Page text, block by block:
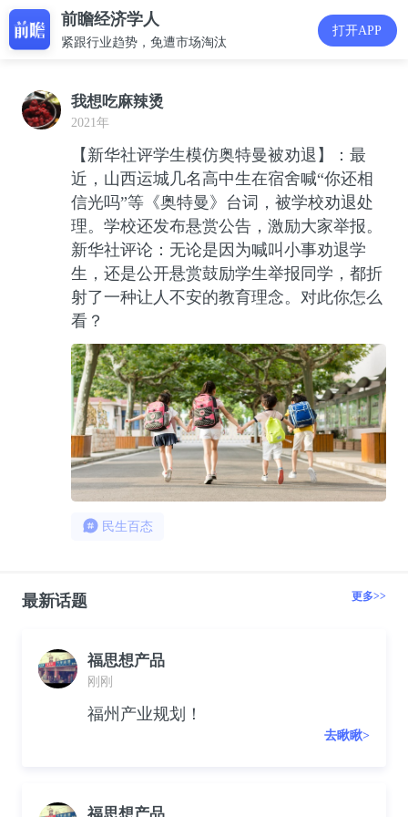
前瞻经济学人
紧跟行业趋势，免遭市场淘汰
打开APP
我想吃麻辣烫
2021年
【新华社评学生模仿奥特曼被劝退】：最
近，山西运城几名高中生在宿舍喊“你还相
信光吗”等《奥特曼》台词，被学校劝退处
理。学校还发布悬赏公告，激励大家举报。
新华社评论：无论是因为喊叫小事劝退学
生，还是公开悬赏鼓励学生举报同学，都折
射了一种让人不安的教育理念。对此你怎么
看？
民生百态
最新话题 更多>>
福思想产品
刚刚
福州产业规划！
去瞅瞅>